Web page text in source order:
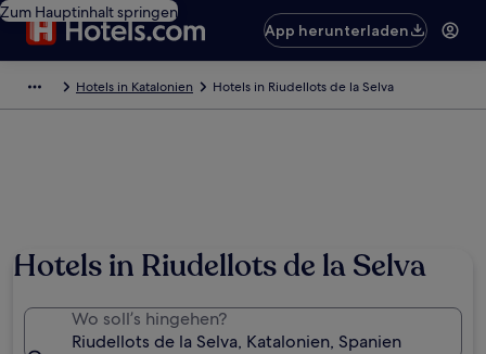
Zum Hauptinhalt springen
App herunterladen
Hotels in Katalonien Hotels in Riudellots de la Selva
Hotels in Riudellots de la Selva
Wo soll’s hingehen?
Riudellots de la Selva, Katalonien, Spanien